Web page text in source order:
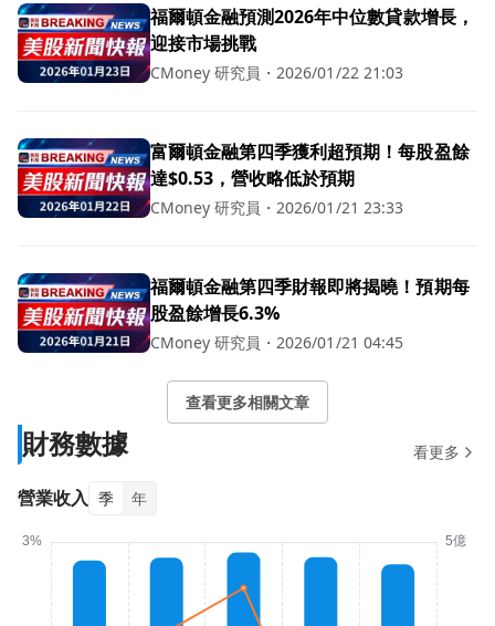
福爾頓金融預測2026年中位數貸款增長，
迎接市場挑戰
CMoney 研究員 ・ 2026/01/22 21:03
富爾頓金融第四季獲利超預期！每股盈餘
達$0.53，營收略低於預期
CMoney 研究員 ・ 2026/01/21 23:33
福爾頓金融第四季財報即將揭曉！預期每
股盈餘增長6.3%
CMoney 研究員 ・ 2026/01/21 04:45
查看更多相關文章
財務數據 看更多
營業收入 季 年